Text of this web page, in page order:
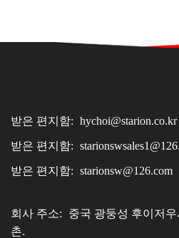
받은 편지함: hychoi@starion.co.kr
받은 편지함:
받은 편지함: starionsw@126.com
회사 주소:
중국 광둥성 후이저
촌.